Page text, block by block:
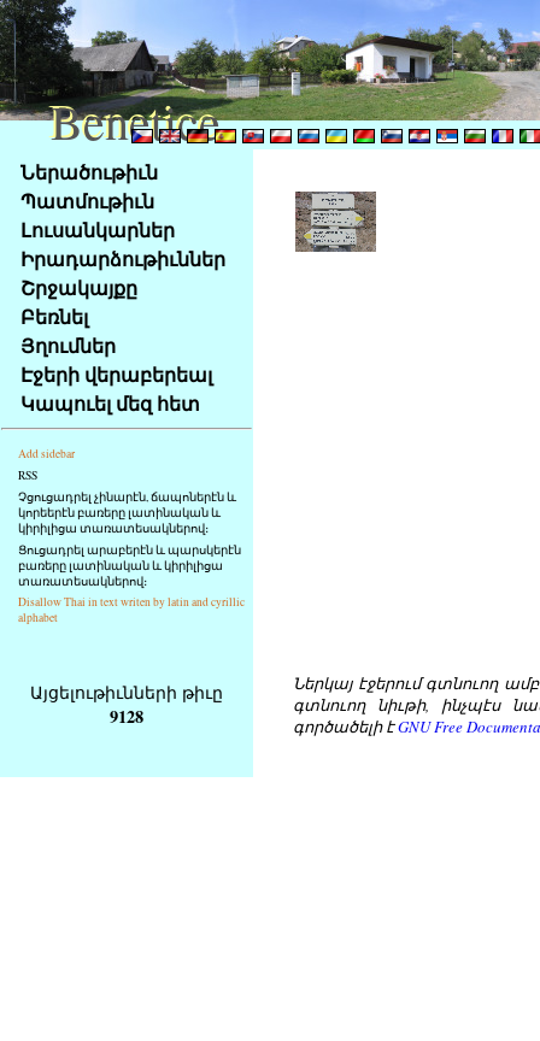
Na
obsah
stránky
Klávesové
zkratky
tomto
webu
základní
Hlavní
strana
Ներածութիւն
Պատմութիւն
Լուսանկարներ
Իրադարձութիւններ
Շրջակայքը
Բեռնել
Յղումներ
Էջերի վերաբերեալ
Կապուել մեզ հետ
Add sidebar
RSS
Չցուցադրել չինարէն, ճապոներէն և
կորեերէն բառերը լատինական և
կիրիլիցա տառատեսակներով։
Ցուցադրել արաբերէն և պարսկերէն
բառերը լատինական և կիրիլիցա
տառատեսակներով։
Disallow Thai in text writen by latin and cyrillic
alphabet
Այցելութիւնների թիւը
9128
Ներկայ էջերում գտնուող
գտնուող նիւթի, ինչպէս
գործածելի էGNU Free
Benetice
Benetice